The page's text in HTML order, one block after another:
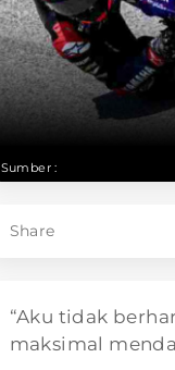
Sumber :
Share
“Aku tidak
maksimal